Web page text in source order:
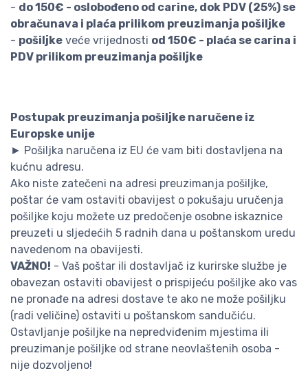
- do 150€ - oslobođeno od carine, dok PDV (25%) se
obračunava i plaća prilikom preuzimanja pošiljke
- pošiljke veće vrijednosti od 150€ - plaća se carina i
PDV prilikom preuzimanja pošiljke
Postupak preuzimanja pošiljke naručene iz
Europske unije
► Pošiljka naručena iz EU će vam biti dostavljena na
kućnu adresu.
Ako niste zatečeni na adresi preuzimanja pošiljke,
poštar će vam ostaviti obavijest o pokušaju uručenja
pošiljke koju možete uz predočenje osobne iskaznice
preuzeti u sljedećih 5 radnih dana u poštanskom uredu
navedenom na obavijesti.
VAŽNO! - Vaš poštar ili dostavljač iz kurirske službe je
obavezan ostaviti obavijest o prispijeću pošiljke ako vas
ne pronađe na adresi dostave te ako ne može pošiljku
(radi veličine) ostaviti u poštanskom sandučiću.
Ostavljanje pošiljke na nepredviđenim mjestima ili
preuzimanje pošiljke od strane neovlaštenih osoba -
nije dozvoljeno!